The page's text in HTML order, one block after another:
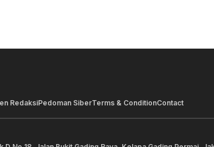
RedaksiPedoman SiberTerms & ConditionContact